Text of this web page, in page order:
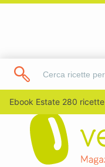
Ebook Estate 280 ricette